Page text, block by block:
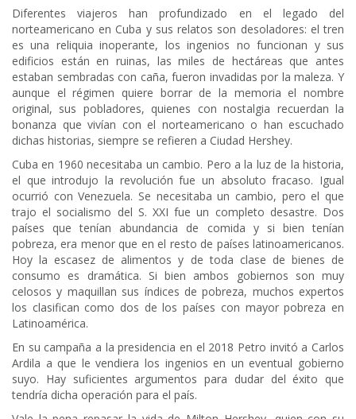
Diferentes viajeros han profundizado en el legado del
norteamericano en Cuba y sus relatos son desoladores: el tren
es una reliquia inoperante, los ingenios no funcionan y sus
edificios están en ruinas, las miles de hectáreas que antes
estaban sembradas con caña, fueron invadidas por la maleza. Y
aunque el régimen quiere borrar de la memoria el nombre
original, sus pobladores, quienes con nostalgia recuerdan la
bonanza que vivían con el norteamericano o han escuchado
dichas historias, siempre se refieren a Ciudad Hershey.
Cuba en 1960 necesitaba un cambio. Pero a la luz de la historia,
el que introdujo la revolución fue un absoluto fracaso. Igual
ocurrió con Venezuela. Se necesitaba un cambio, pero el que
trajo el socialismo del S. XXI fue un completo desastre. Dos
países que tenían abundancia de comida y si bien tenían
pobreza, era menor que en el resto de países latinoamericanos.
Hoy la escasez de alimentos y de toda clase de bienes de
consumo es dramática. Si bien ambos gobiernos son muy
celosos y maquillan sus índices de pobreza, muchos expertos
los clasifican como dos de los países con mayor pobreza en
Latinoamérica.
En su campaña a la presidencia en el 2018 Petro invitó a Carlos
Ardila a que le vendiera los ingenios en un eventual gobierno
suyo. Hay suficientes argumentos para dudar del éxito que
tendría dicha operación para el país.